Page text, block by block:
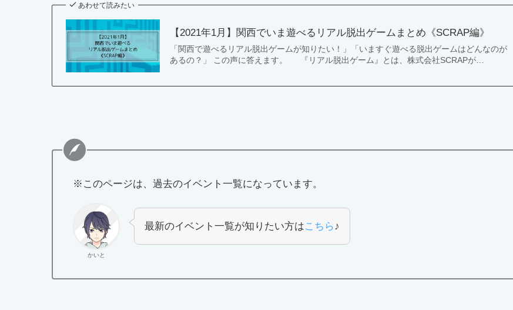
あわせて読みたい
【2021年1月】関西でいま遊べるリアル脱出ゲームまとめ《SCRAP編》
「関西で遊べるリアル脱出ゲームが知りたい！」「いますぐ遊べる脱出ゲームはどんなのが
あるの？」 この声に答えます。 『リアル脱出ゲーム』とは、株式会社SCRAPが…
※このページは、過去のイベント一覧になっています。
かいと
最新のイベント一覧が知りたい方はこちら♪